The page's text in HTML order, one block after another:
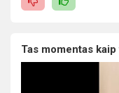
Tas momentas